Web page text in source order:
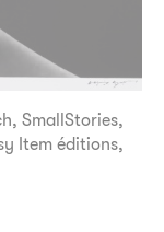
SmallStories,
Item éditions,